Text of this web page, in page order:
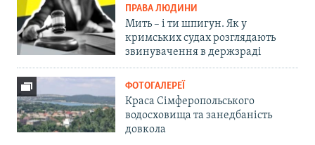
ПРАВА ЛЮДИНИ
Мить – і ти шпигун. Як у
кримських судах розглядають
звинувачення в держзраді
ФОТОГАЛЕРЕЇ
Краса Сімферопольського
водосховища та занедбаність
довкола